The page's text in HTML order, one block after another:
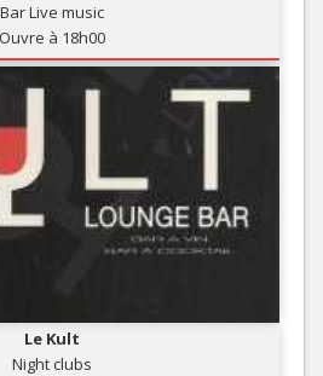
Bar Live music
Ouvre à 18h00
Le Kult
Night clubs